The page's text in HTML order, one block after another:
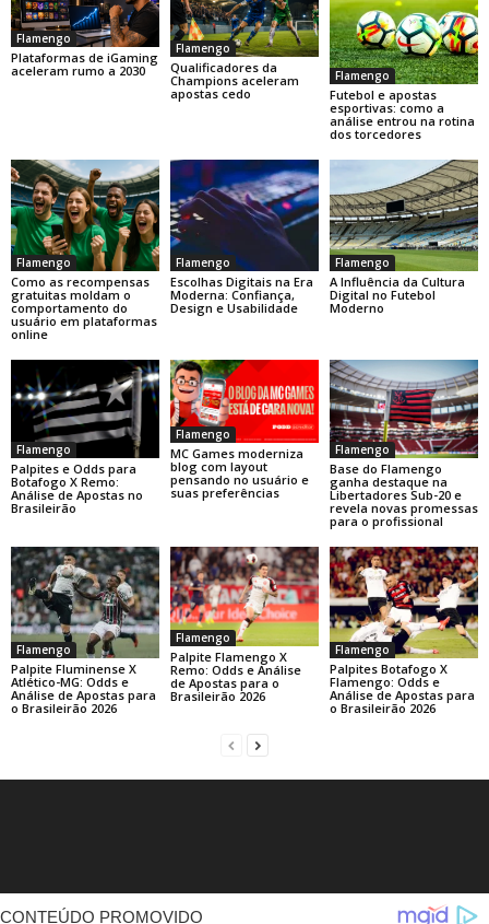
Flamengo
Plataformas de iGaming
aceleram rumo a 2030
Flamengo
Qualificadores da
Champions aceleram
apostas cedo
Flamengo
Futebol e apostas
esportivas: como a
análise entrou na rotina
dos torcedores
Flamengo
Como as recompensas
gratuitas moldam o
comportamento do
usuário em plataformas
online
Flamengo
Escolhas Digitais na Era
Moderna: Confiança,
Design e Usabilidade
Flamengo
A Influência da Cultura
Digital no Futebol
Moderno
Flamengo
Palpites e Odds para
Botafogo X Remo:
Análise de Apostas no
Brasileirão
Flamengo
MC Games moderniza
blog com layout
pensando no usuário e
suas preferências
Flamengo
Base do Flamengo
ganha destaque na
Libertadores Sub-20 e
revela novas promessas
para o profissional
Flamengo
Palpite Fluminense X
Atlético-MG: Odds e
Análise de Apostas para
o Brasileirão 2026
Flamengo
Palpite Flamengo X
Remo: Odds e Análise
de Apostas para o
Brasileirão 2026
Flamengo
Palpites Botafogo X
Flamengo: Odds e
Análise de Apostas para
o Brasileirão 2026